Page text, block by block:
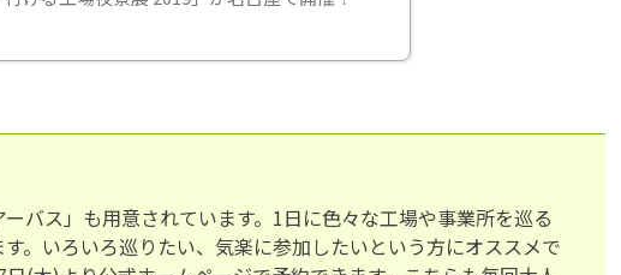
バス」も用意されています。1日に色々な工場や事業所を巡る
す。いろいろ巡りたい、気楽に参加したいという方にオススメで